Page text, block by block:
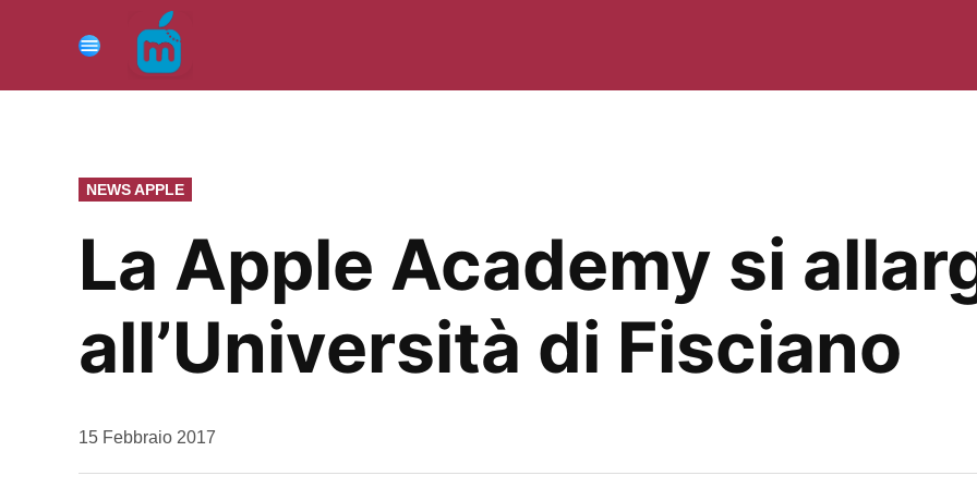
contenuto
Menu
PUBBLICATO
IN
NEWS APPLE
La Apple Academy si
all’Università di Fisciano
da
15 Febbraio 2017